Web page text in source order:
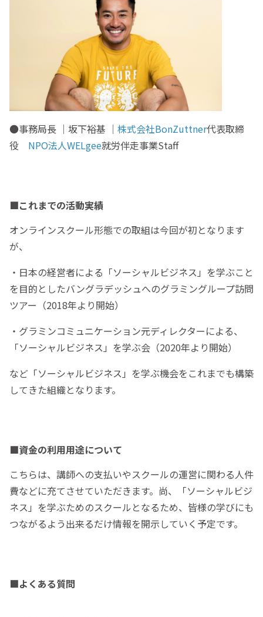
●事務局長 ｜坂下裕基 ｜ 株式会社BonZuttner代表取締
役 NPO法人WELgee就労伴走事業Staff
■これまでの活動実績
オンラインスクール形態での取組は今回が初となります
が、
・日本の経営者による「ソーシャルビジネス」を学ぶこと
を目的としたバングラデッシュへのグラミングループ訪問
ツアー（2018年より開始）
・グラミンコミュニケーション元ディレクターによる、
「ソーシャルビジネス」を学ぶ会（2020年より開始）
など「ソーシャルビジネス」を学ぶ機会をこれまでも構築
してきた組織となります。
■資金の利用用途について
こちらは、講師への支払いやスクールの運営に関わる人件
費などに充てさせていただきます。尚、「ソーシャルビジ
ネス」を学ぶためのスクールとなるため、皆様の学びにも
つながるよう出来るだけ情報を開示していく予定です。
■よくある質問